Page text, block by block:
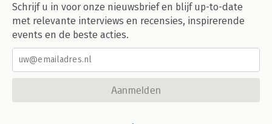
Schrijf u in voor onze nieuwsbrief en blijf up-to-date
met relevante interviews en recensies, inspirerende
events en de beste acties.
Aanmelden